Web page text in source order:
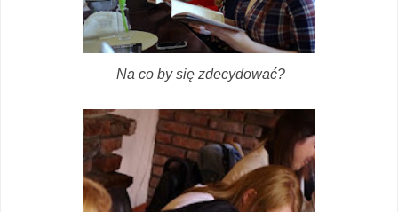
Na co by się zdecydować?